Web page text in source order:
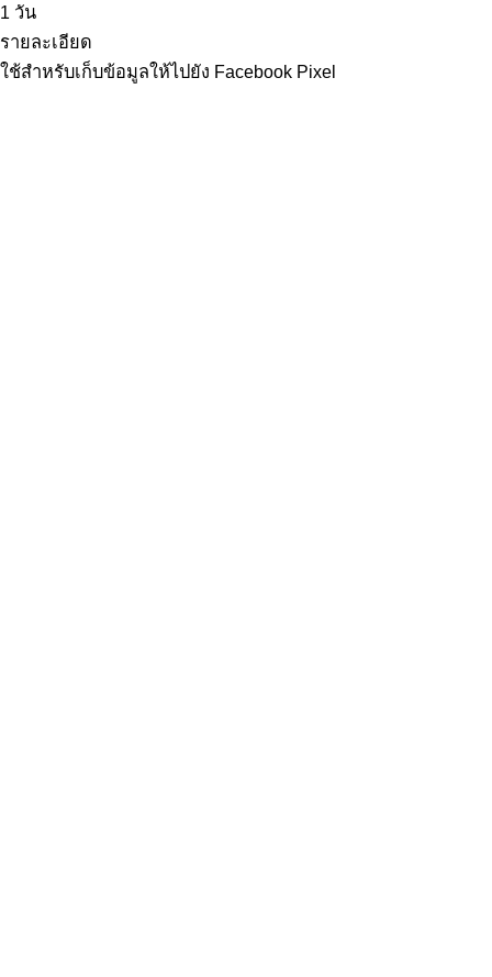
1 วัน
รายละเอียด
ใช้สำหรับเก็บข้อมูลให้ไปยัง Facebook Pixel